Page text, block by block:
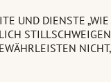
UND DIENSTE